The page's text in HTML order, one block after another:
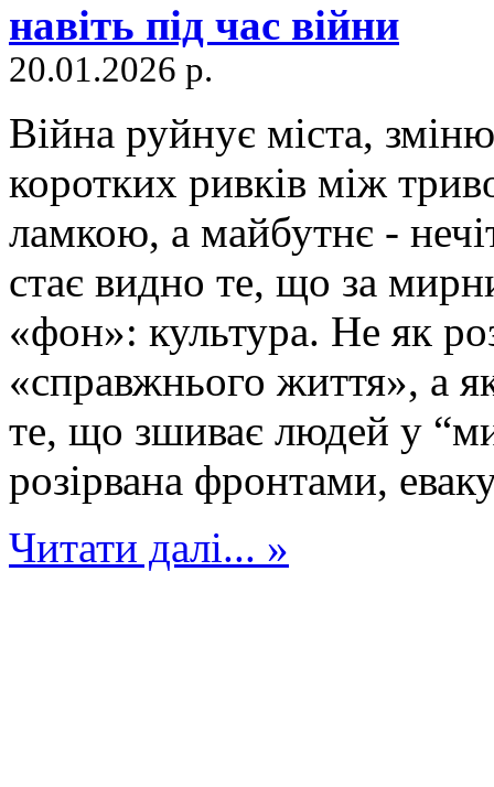
навіть під час війни
20.01.2026 р.
Війна руйнує міста,
коротких ривків між
ламкою, а майбутнє -
стає видно те, що за
«фон»: культура. Не як
«справжнього життя», а
те, що зшиває людей у
розірвана фронтами,
Читати далі... »